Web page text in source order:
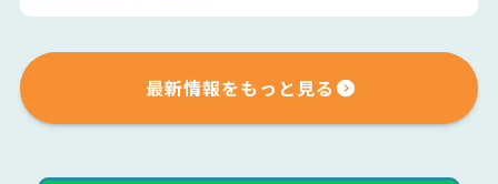
最新情報をもっと見る